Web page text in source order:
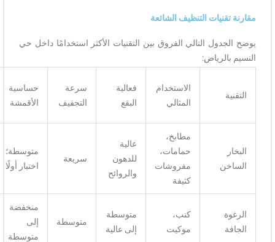
التنظيف الشائعة
التالي الفروق بين التقنيات الأكثر استخدامًا داخل حي
المثالي
فعالية
البقع
سرعة
التجفيف
حساسية
الأقمشة
حمامات،
مفروشات
عالية
والروائح
سريعة
اختبار أولًا
للزيارات
العميقة
كنب،
موكيت
متوسطة
إلى عالية
متوسطة
إلى
جيدة
للصيانة
الشهرية